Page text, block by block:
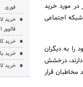
جستجو
در مورد خرید
اجتماعی
را به دیگران
دارند، درخشش
قرار
فوری
خرید
فالوور
خرید
خرید
خرید